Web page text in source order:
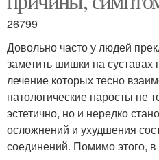
26799
Довольно часто у людей
заметить шишки на суставах
лечение которых тесно
патологические наросты не
эстетично, но и нередко
осложнений и ухудшения
соединений. Помимо этого, в